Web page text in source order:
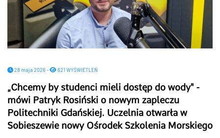
28 maja 2026 - 621 WYŚWIETLEŃ
„Chcemy by studenci mieli dostęp do wody" -
mówi Patryk Rosiński o nowym zapleczu
Politechniki Gdańskiej. Uczelnia otwarła w
Sobieszewie nowy Ośrodek Szkolenia Morskiego